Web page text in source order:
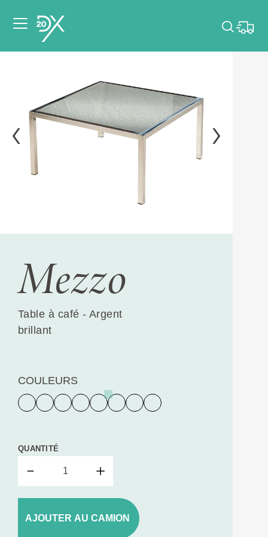
dates de votre
événement.
Choisir mes dates
Mezzo
Table à café - Argent
brillant
COULEURS
QUANTITÉ
AJOUTER AU CAMION